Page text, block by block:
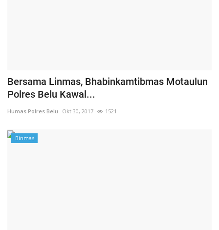
Bersama Linmas, Bhabinkamtibmas Motaulun
Polres Belu Kawal...
Humas Polres Belu Okt 30, 2017 1521
Binmas